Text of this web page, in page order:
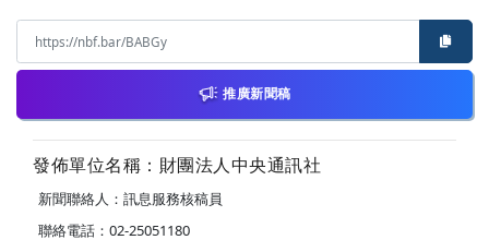
推廣新聞稿
發佈單位名稱：財團法人中央通訊社
新聞聯絡人：訊息服務核稿員
聯絡電話：02-25051180